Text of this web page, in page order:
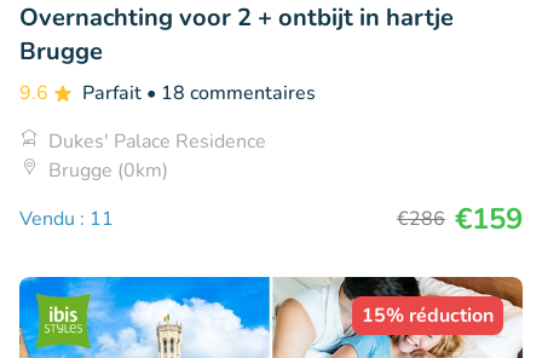
Overnachting voor 2 + ontbijt in hartje
Brugge
9.6 Parfait • 18 commentaires
Dukes' Palace Residence
Brugge (0km)
Vendu : 11
€286 €159
15% réduction